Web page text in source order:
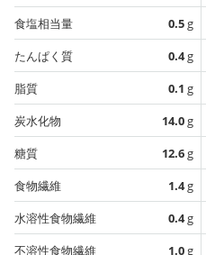
食塩相当量
0.5g
たんぱく質
0.4g
脂質
0.1 g
炭水化物
14.0g
糖質
12.6g
食物繊維
1.4g
水溶性食物繊維
0.4g
不溶性食物繊維
1.0g